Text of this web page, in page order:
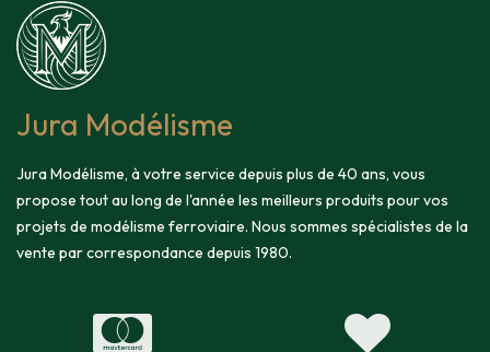
Jura Modélisme
Jura Modélisme, à votre service depuis plus de 40 ans, vous
propose tout au long de l'année les meilleurs produits pour vos
projets de modélisme ferroviaire. Nous sommes spécialistes de la
vente par correspondance depuis 1980.